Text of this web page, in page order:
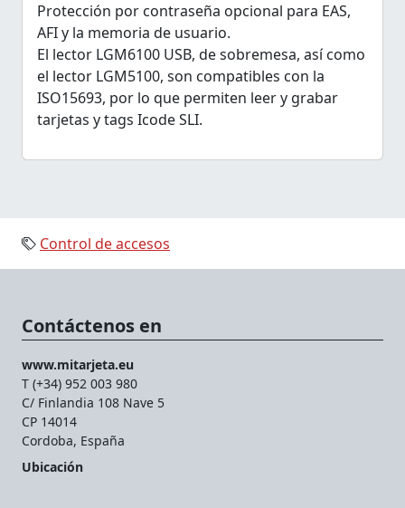
Protección por contraseña opcional para EAS,
AFI y la memoria de usuario.
El lector LGM6100 USB, de sobremesa, así como
el lector LGM5100, son compatibles con la
ISO15693, por lo que permiten leer y grabar
tarjetas y tags Icode SLI.
Control de accesos
Contáctenos en
www.mitarjeta.eu
T (+34) 952 003 980
C/ Finlandia 108 Nave 5
CP 14014
Cordoba, España
Ubicación